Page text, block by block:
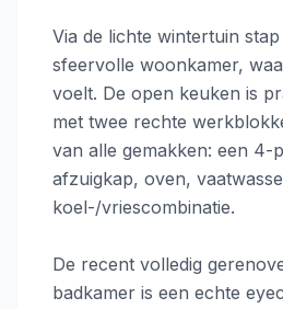
Via de lichte wintertuin
sfeervolle woonkamer,
voelt. De open keuken is
met twee rechte
van alle gemakken: een 4-
afzuigkap, oven,
koel-/vriescombinatie.
De recent volledig
badkamer is een echte